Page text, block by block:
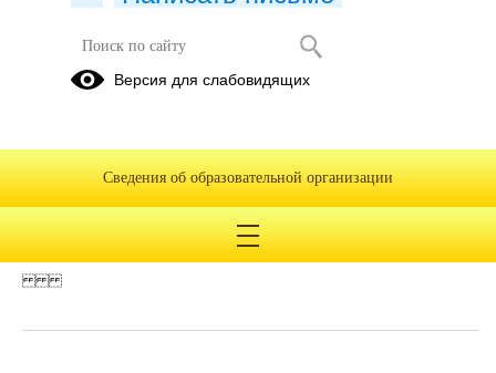
2021 Отчет ПФХД
Опубликовано на сайте
8 декабря 2022
Версия для слабовидящих
Сведения об образовательной организации